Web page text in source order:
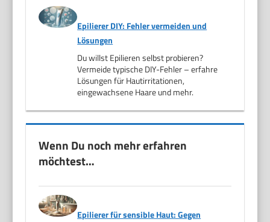
Epilierer DIY: Fehler vermeiden und
Lösungen
Du willst Epilieren selbst probieren?
Vermeide typische DIY-Fehler – erfahre
Lösungen für Hautirritationen,
eingewachsene Haare und mehr.
Wenn Du noch mehr erfahren
möchtest…
Epilierer für sensible Haut: Gegen